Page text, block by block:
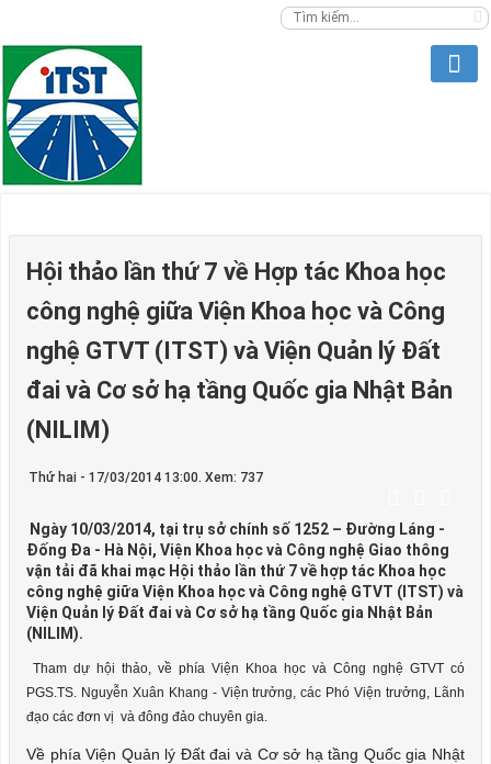
Hội thảo lần thứ 7 về Hợp tác Khoa học
công nghệ giữa Viện Khoa học và Công
nghệ GTVT (ITST) và Viện Quản lý Đất
đai và Cơ sở hạ tầng Quốc gia Nhật Bản
(NILIM)
Thứ hai - 17/03/2014 13:00. Xem: 737
Ngày 10/03/2014, tại trụ sở chính số 1252 – Đường Láng -
Đống Đa - Hà Nội, Viện Khoa học và Công nghệ Giao thông
vận tải đã khai mạc Hội thảo lần thứ 7 về hợp tác Khoa học
công nghệ giữa Viện Khoa học và Công nghệ GTVT (ITST) và
Viện Quản lý Đất đai và Cơ sở hạ tầng Quốc gia Nhật Bản
(NILIM).
Tham dự hội thảo, về phía Viện Khoa học và Công nghệ GTVT có
PGS.TS. Nguyễn Xuân Khang - Viện trưởng, các Phó Viện trưởng, Lãnh
đạo các đơn vị và đông đảo chuyên gia.
Về phía Viện Quản lý Đất đai và Cơ sở hạ tầng Quốc gia Nhật